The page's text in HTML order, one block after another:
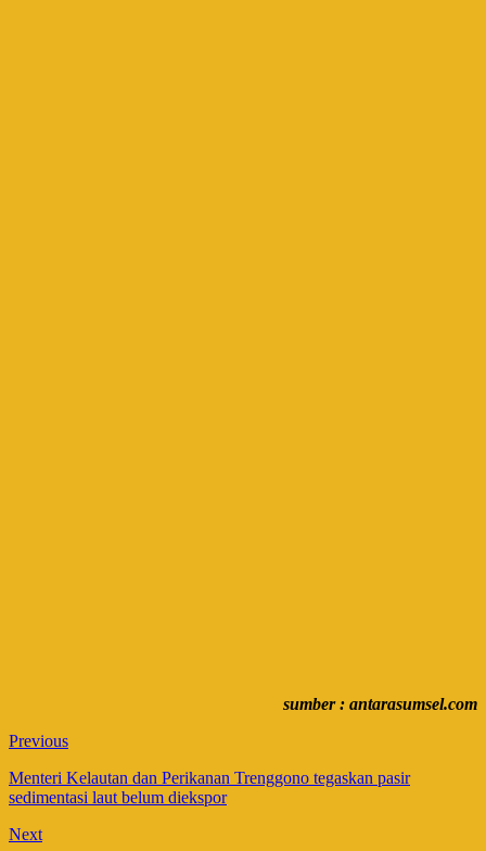
sumber : antarasumsel.com
Previous
Menteri Kelautan dan Perikanan Trenggono tegaskan pasir
sedimentasi laut belum diekspor
Next